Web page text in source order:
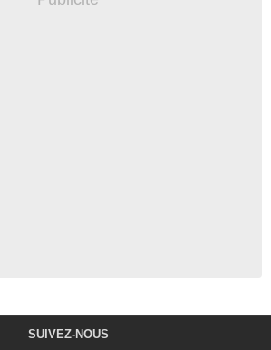
SUIVEZ-NOUS